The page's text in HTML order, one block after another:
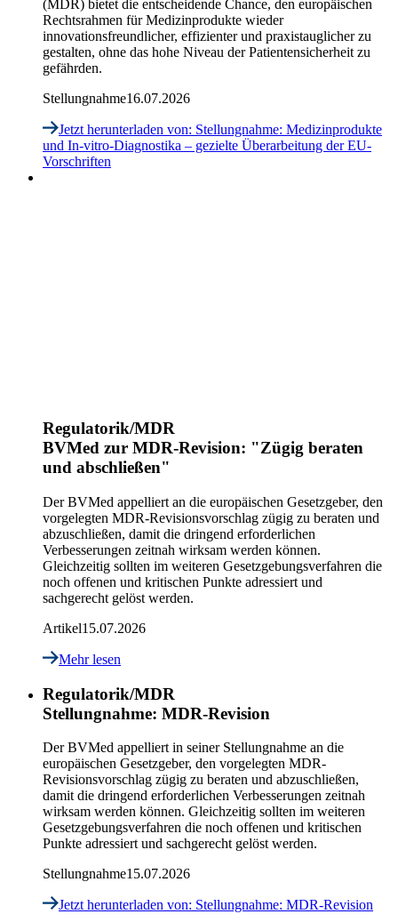
(MDR) bietet die entscheidende Chance, den europäischen
Rechtsrahmen für Medizinprodukte wieder
innovationsfreundlicher, effizienter und praxistauglicher zu
gestalten, ohne das hohe Niveau der Patientensicherheit zu
gefährden.
Stellungnahme16.07.2026
Jetzt herunterladen von: Stellungnahme: Medizinprodukte
und In-vitro-Diagnostika – gezielte Überarbeitung der EU-
Vorschriften
Regulatorik/MDR
BVMed zur MDR-Revision: "Zügig beraten
und abschließen"
Der BVMed appelliert an die europäischen Gesetzgeber, den
vorgelegten MDR-Revisionsvorschlag zügig zu beraten und
abzuschließen, damit die dringend erforderlichen
Verbesserungen zeitnah wirksam werden können.
Gleichzeitig sollten im weiteren Gesetzgebungsverfahren die
noch offenen und kritischen Punkte adressiert und
sachgerecht gelöst werden.
Artikel15.07.2026
Mehr lesen
Regulatorik/MDR
Stellungnahme: MDR-Revision
Der BVMed appelliert in seiner Stellungnahme an die
europäischen Gesetzgeber, den vorgelegten MDR-
Revisionsvorschlag zügig zu beraten und abzuschließen,
damit die dringend erforderlichen Verbesserungen zeitnah
wirksam werden können. Gleichzeitig sollten im weiteren
Gesetzgebungsverfahren die noch offenen und kritischen
Punkte adressiert und sachgerecht gelöst werden.
Stellungnahme15.07.2026
Jetzt herunterladen von: Stellungnahme: MDR-Revision